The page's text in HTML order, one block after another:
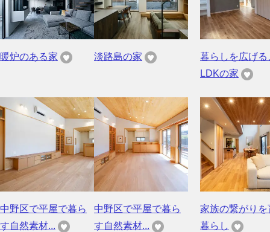
暖炉のある家 淡路島の家
暮らしを広げる
LDKの家
中野区で平屋で暮ら
す自然素材...
中野区で平屋で暮ら
す自然素材...
家族の繋がりを
暮らし